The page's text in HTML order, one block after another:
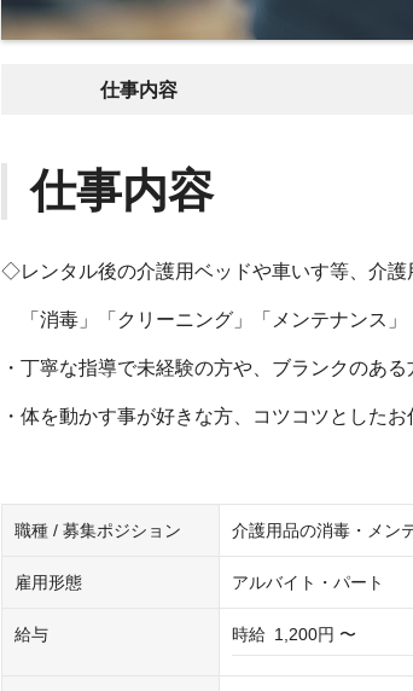
仕事内容
仕事内容
◇レンタル後の介護用ベッドや車いす等、介護
「消毒」「クリーニング」「メンテナンス」
・丁寧な指導で未経験の方や、ブランクのあ
・体を動かす事が好きな方、コツコツとした
職種 / 募集ポジション 介護用品の消毒・メン
雇用形態 アルバイト・パート
給与 時給 1,200円 〜